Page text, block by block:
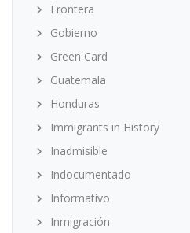
Frontera
Gobierno
Green Card
Guatemala
Honduras
Immigrants in History
Inadmisible
Indocumentado
Informativo
Inmigración